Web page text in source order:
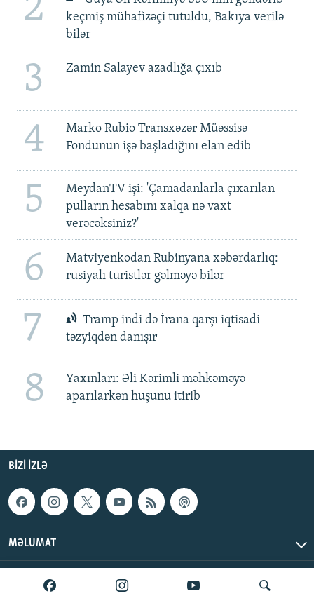
2
keçmiş mühafizəçi tutuldu, Bakıya verilə
bilər
3 Zamin Salayev azadlığa çıxıb
4
Marko Rubio Transxəzər Müəssisə
Fondunun işə başladığını elan edib
5
MeydanTV işi: 'Çamadanlarla çıxarılan
pulların hesabını xalqa nə vaxt
verəcəksiniz?'
6
Matviyenkodan Rubinyana xəbərdarlıq:
rusiyalı turistlər gəlməyə bilər
7
Tramp indi də İrana qarşı iqtisadi
təzyiqdən danışır
8
Yaxınları: Əli Kərimli məhkəməyə
aparılarkən huşunu itirib
BIZI IZLƏ
MƏLUMAT
AzadlıqRadiosu © 2026 Inc. | Bütün hüquqlar qorunur